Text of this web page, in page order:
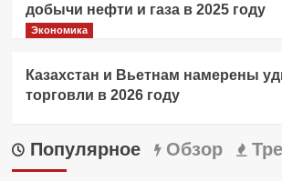
добычи нефти и газа в 2025 году
Экономика
Казахстан и Вьетнам намерены
торговли в 2026 году
Популярное Обзор